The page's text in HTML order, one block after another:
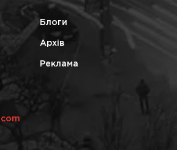
Блоги
Архів
Реклама